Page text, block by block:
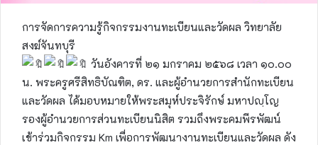
การจัดการความรู้กิจกรรมงานทะเบียนและวัดผล วิทยาลัย
สงฆ์จันทบุรี
วันอังคารที่ ๒๑ มกราคม ๒๕๖๘ เวลา ๑๐.๐๐
น. พระครูศรีสิทธิบัณฑิต, ดร. และผู้อำนวยการสำนักทะเบียน
และวัดผล ได้มอบหมายให้พระสมุห์ประจิรักษ์ มหาปญฺโญ
รองผู้อำนวยการส่วนทะเบียนนิสิต รวมถึงพระคมพีรพัฒน์
เข้าร่วมกิจกรรม Km เพื่อการพัฒนางานทะเบียนและวัดผล ดัง